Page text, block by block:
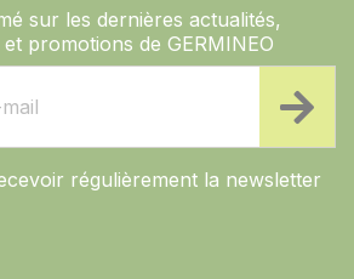
sur les dernières actualités,
promotions de GERMINEO
régulièrement la newsletter